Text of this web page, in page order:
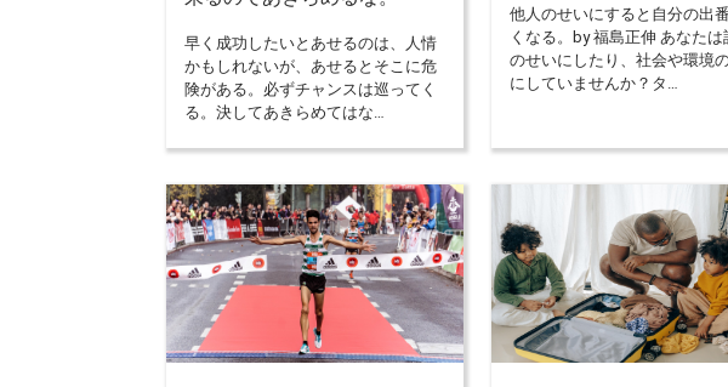
早く成功したいとあせるのは、人情
かもしれないが、あせるとそこに危
険がある。必ずチャンスは巡ってく
る。決してあきらめてはな…
他人のせいにすると自分の出
くなる。by 福島正伸 あなたは
のせいにしたり、社会や環境
にしていませんか？タ…